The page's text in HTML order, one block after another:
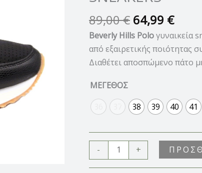
89,00€ 64,99 €
Beverly Hills Poloγυναικεία
από εξαιρετικής ποιότητας
Διαθέτει αποσπώμενο πάτο
ΜΕΓΕΘΟΣ
38 39 40 41
- +